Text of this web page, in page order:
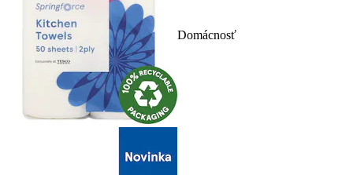
Domácnosť